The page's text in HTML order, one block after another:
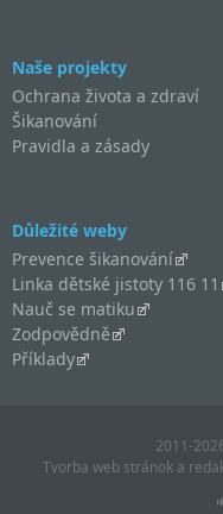
Naše projekty
Ochrana života a zdraví
Šikanování
Pravidla a zásady
Důležité weby
Prevence šikanování
Linka dětské jistoty 116 11
Nauč se matiku
Zodpovědně
Příklady
2011-
Tvorba web stránok a